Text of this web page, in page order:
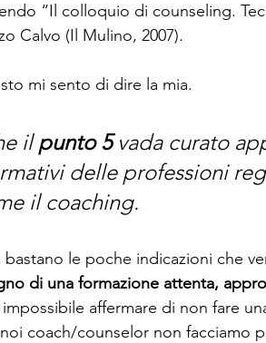
“Il colloquio di counseling.
Calvo (Il Mulino, 2007).
mi sento di dire la mia.
il punto 5 vada curato
delle professioni
il coaching.
bastano le poche indicazioni che
di una formazione attenta,
affermare di non fare
coach/counselor non facciamo